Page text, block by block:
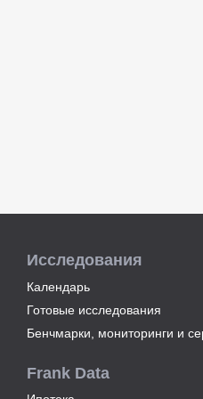
Исследования
Календарь
Готовые исследования
Бенчмарки, мониторинги и
Frank Data